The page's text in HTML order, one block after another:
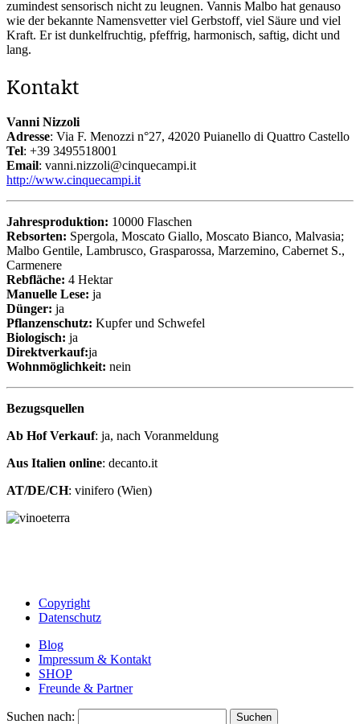
zumindest sensorisch nicht zu leugnen. Vannis Malbo hat genauso
wie der bekannte Namensvetter viel Gerbstoff, viel Säure und viel
Kraft. Er ist dunkelfruchtig, pfeffrig, harmonisch, saftig, dicht und
lang.
Kontakt
Vanni Nizzoli
Adresse: Via F. Menozzi n°27, 42020 Puianello di Quattro Castello
Tel: +39 3495518001
Email: vanni.nizzoli@cinquecampi.it
http://www.cinquecampi.it
Jahresproduktion: 10000 Flaschen
Rebsorten: Spergola, Moscato Giallo, Moscato Bianco, Malvasia;
Malbo Gentile, Lambrusco, Grasparossa, Marzemino, Cabernet S.,
Carmenere
Rebfläche: 4 Hektar
Manuelle Lese: ja
Dünger: ja
Pflanzenschutz: Kupfer und Schwefel
Biologisch: ja
Direktverkauf:ja
Wohnmöglichkeit: nein
Bezugsquellen
Ab Hof Verkauf: ja, nach Voranmeldung
Aus Italien online: decanto.it
AT/DE/CH: vinifero (Wien)
Copyright
Datenschutz
Blog
Impressum & Kontakt
SHOP
Freunde & Partner
Suchen nach: